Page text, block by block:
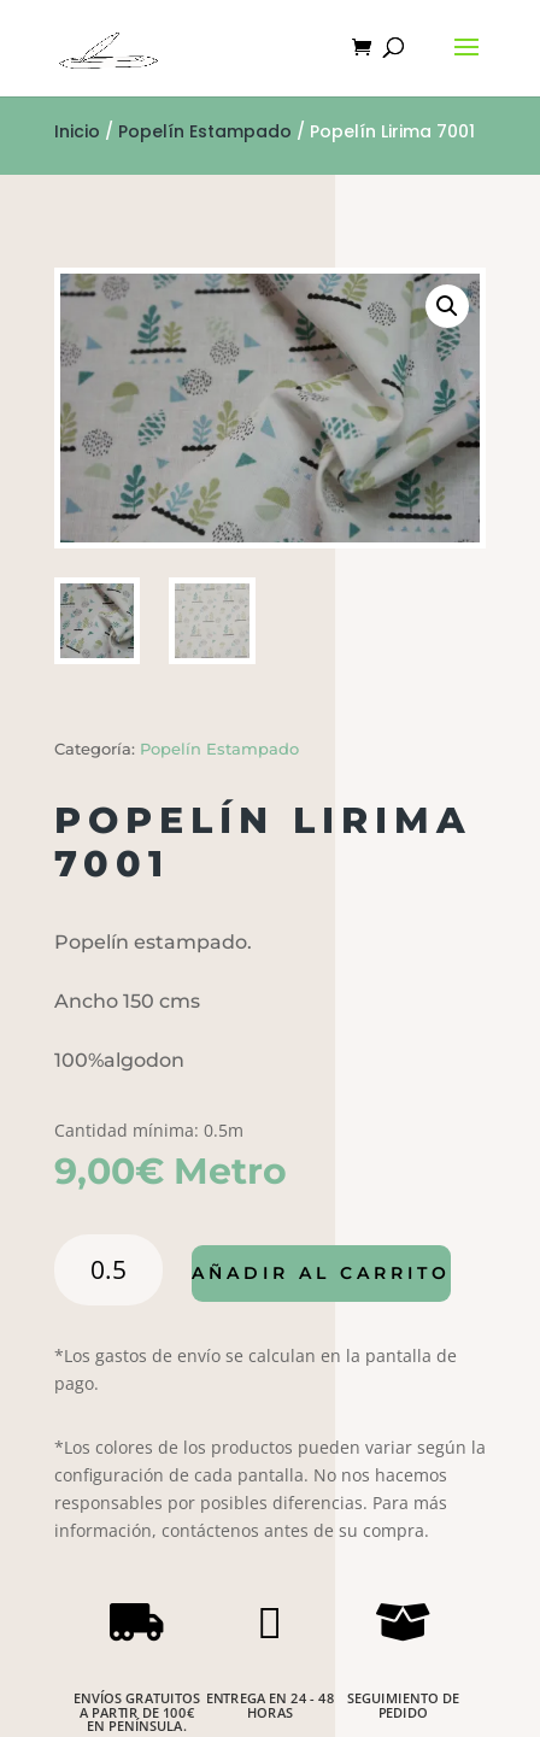
Inicio / Popelín Estampado / Popelín Lirima 7001
Categoría: Popelín Estampado
POPELÍN LIRIMA
7001
Popelín estampado.
Ancho 150 cms
100%algodon
Cantidad mínima: 0.5m
9,00€ Metro
Lirima
AÑADIR AL CARRITO
*Los gastos de envío se calculan en la pantalla de
pago.
*Los colores de los productos pueden variar según la
configuración de cada pantalla. No nos hacemos
responsables por posibles diferencias. Para más
información, contáctenos antes de su compra.

ENVÍOS GRATUITOS
A PARTIR DE 100€
EN PENÍNSULA.

ENTREGA EN 24 - 48
HORAS

SEGUIMIENTO DE
PEDIDO